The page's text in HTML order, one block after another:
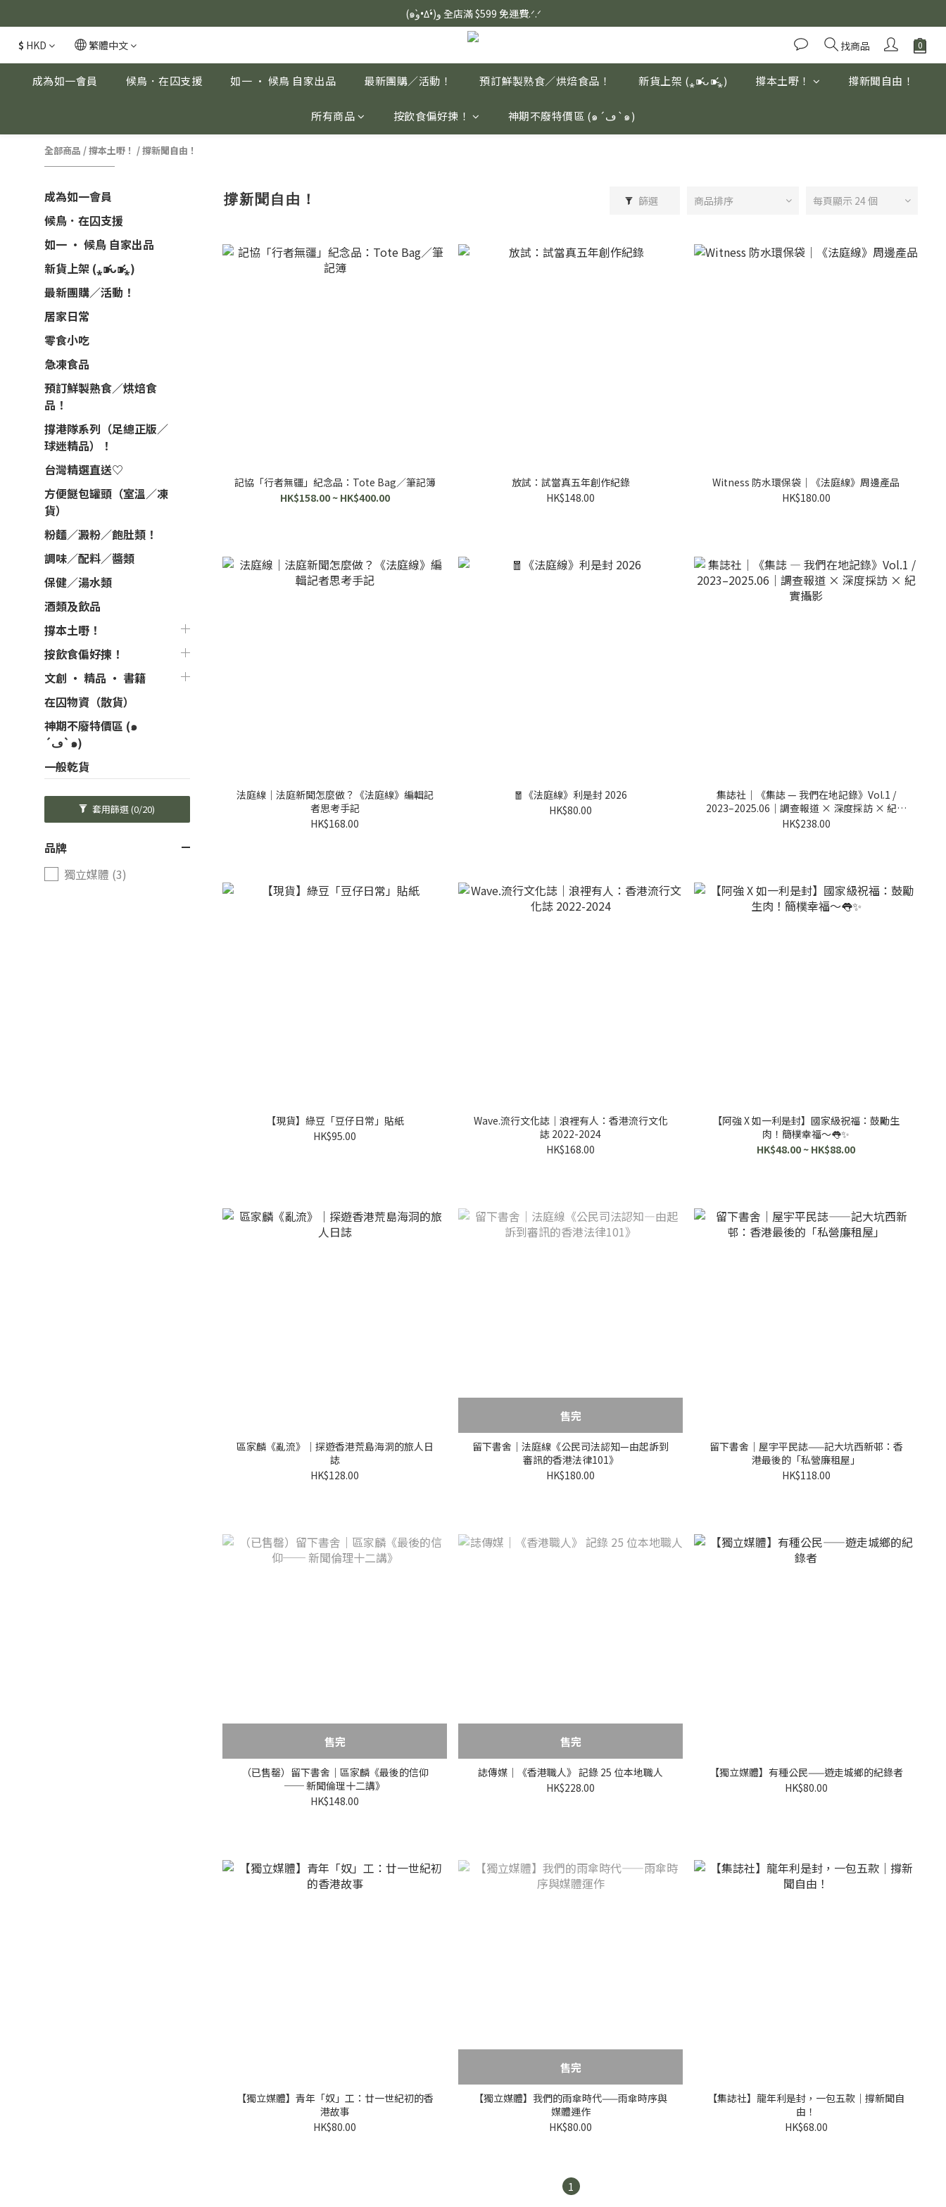
安眠熟睡、穩定血壓、瞓醒精神更集中🌿ASONE GABA TEA 如一舒眠茶（15入）｜優質養生高山茶
(๑و•̀Δ•́)و 全店滿 $599 免運費.ᐟ.ᐟ
安眠熟睡、穩定血壓、瞓醒精神更集中🌿ASONE GABA TEA 如一舒眠茶（15入）｜優質養生高山茶
$ HKD 繁體中文 找商品
成為如一會員 候鳥．在囚支援 如一 · 候鳥 自家出品 最新團購／活動！ 預訂鮮製熟食／烘焙食品！ 新貨上架 (⁎⁍̴̛ᴗ⁍̴̛⁎) 撐本土嘢！ 撐新聞自由！
所有商品 按飲食偏好揀！ 神期不廢特價區 (๑´ڡ`๑)
全部商品 /撐本土嘢！ /撐新聞自由！
成為如一會員
候鳥．在囚支援
如一 · 候鳥 自家出品
新貨上架 (⁎⁍̴̛ᴗ⁍̴̛⁎)
最新團購／活動！
居家日常
零食小吃
急凍食品
預訂鮮製熟食／烘焙食
品！
撐港隊系列（足總正版／
球迷精品）！
台灣精選直送♡
方便餸包罐頭（室溫／凍
貨）
粉麵／澱粉／飽肚類！
調味／配料／醬類
保健／湯水類
酒類及飲品
撐本土嘢！
按飲食偏好揀！
文創 ‧ 精品 ‧ 書籍
在囚物資（散貨）
神期不廢特價區 (๑
´ڡ`๑)
一般乾貨
套用篩選(0/20)
品牌
獨立媒體 (3)
撐新聞自由！ 篩選 商品排序 每頁顯示 24 個
記協「行者無疆」紀念品：Tote Bag／筆記簿
HK$158.00 ~ HK$400.00
放試：試當真五年創作紀錄
HK$148.00
Witness 防水環保袋｜《法庭線》周邊產品
HK$180.00
法庭線｜法庭新聞怎麼做？《法庭線》編輯記
者思考手記
HK$168.00
🧧《法庭線》利是封 2026
HK$80.00
集誌社｜《集誌 — 我們在地記錄》Vol.1 /
2023–2025.06｜調查報道 × 深度採訪 × 紀實
攝影
HK$238.00
【現貨】綠豆「豆仔日常」貼紙
HK$95.00
Wave.流行文化誌｜浪裡有人：香港流行文化
誌 2022-2024
HK$168.00
【阿強 X 如一利是封】國家級祝福：鼓勵生
肉！簡樸幸福～👅✨
HK$48.00 ~ HK$88.00
區家麟《亂流》｜探遊香港荒島海洞的旅人日
誌
HK$128.00
售完
留下書舍｜法庭線《公民司法認知—由起訴到
審訊的香港法律101》
HK$180.00
留下書舍｜屋宇平民誌——記大坑西新邨：香
港最後的「私營廉租屋」
HK$118.00
售完
（已售罄）留下書舍｜區家麟《最後的信仰
── 新聞倫理十二講》
HK$148.00
售完
誌傳媒｜《香港職人》 記錄 25 位本地職人
HK$228.00
【獨立媒體】有種公民——遊走城鄉的紀錄者
HK$80.00
【獨立媒體】青年「奴」工：廿一世紀初的香
港故事
HK$80.00
售完
【獨立媒體】我們的雨傘時代——雨傘時序與
媒體運作
HK$80.00
【集誌社】龍年利是封，一包五款｜撐新聞自
由！
HK$68.00
1